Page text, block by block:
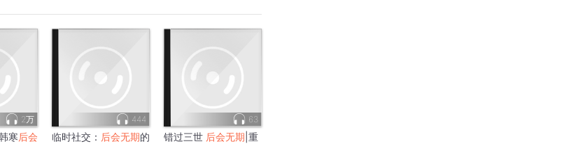
2万
寒后会
444
临时社交： 后会无期的
63
错过三世 后会无期 |重